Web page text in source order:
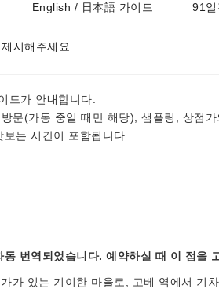
English / 日本語 가이드 91일
시해주세요.
드가 안내합니다.
문(가동 중일 때만 해당), 샘플링, 상점
는 시간이 포함됩니다.
번역되었습니다. 예약하실 때 이 점을
가 있는 기이한 마을로, 고베 역에서 기